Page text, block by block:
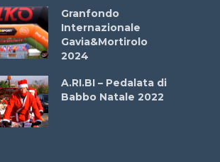
Granfondo
Internazionale
Gavia&Mortirolo
2024
A.RI.BI – Pedalata di
Babbo Natale 2022